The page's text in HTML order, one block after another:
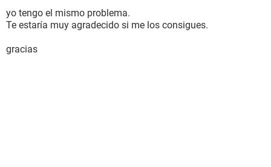
yo tengo el mismo problema.
Te estaría muy agradecido si me los consigues.
gracias